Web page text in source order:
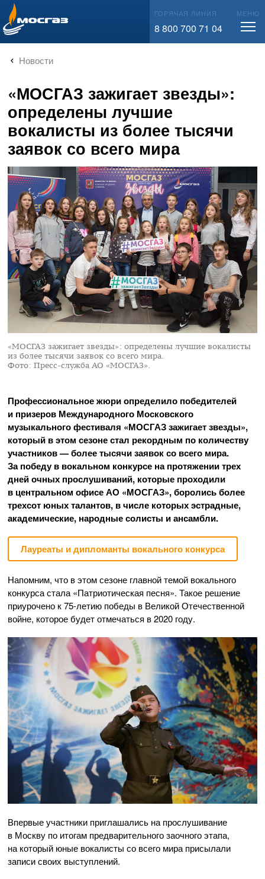
info@mos-gaz.ru ГОРЯЧАЯ ЛИНИЯ
8 800 700 71 04
МЕНЮ
Новости
«МОСГАЗ зажигает звезды»:
определены лучшие
вокалисты из более тысячи
заявок со всего мира
«МОСГАЗ зажигает звезды»: определены лучшие вокалисты
из более тысячи заявок со всего мира.
Фото: Пресс-служба АО «МОСГАЗ».
Профессиональное жюри определило победителей
и призеров Международного Московского
музыкального фестиваля «МОСГАЗ зажигает звезды»,
который в этом сезоне стал рекордным по количеству
участников — более тысячи заявок со всего мира.
За победу в вокальном конкурсе на протяжении трех
дней очных прослушиваний, которые проходили
в центральном офисе АО «МОСГАЗ», боролись более
трехсот юных талантов, в числе которых эстрадные,
академические, народные солисты и ансамбли.
Лауреаты и дипломанты вокального конкурса
Напомним, что в этом сезоне главной темой вокального
конкурса стала «Патриотическая песня». Такое решение
приурочено к75-летию победы в Великой Отечественной
войне, которое будет отмечаться в 2020 году.
Впервые участники приглашались на прослушивание
в Москву по итогам предварительного заочного этапа,
на который юные вокалисты со всего мира присылали
записи своих выступлений.